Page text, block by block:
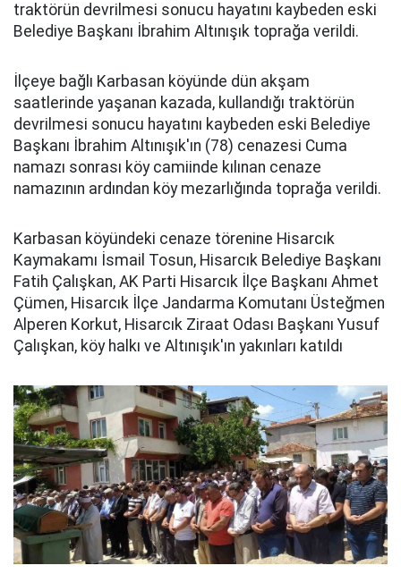
traktörün devrilmesi sonucu hayatını kaybeden eski
Belediye Başkanı İbrahim Altınışık toprağa verildi.
İlçeye bağlı Karbasan köyünde dün akşam
saatlerinde yaşanan kazada, kullandığı traktörün
devrilmesi sonucu hayatını kaybeden eski Belediye
Başkanı İbrahim Altınışık'ın (78) cenazesi Cuma
namazı sonrası köy camiinde kılınan cenaze
namazının ardından köy mezarlığında toprağa verildi.
Karbasan köyündeki cenaze törenine Hisarcık
Kaymakamı İsmail Tosun, Hisarcık Belediye Başkanı
Fatih Çalışkan, AK Parti Hisarcık İlçe Başkanı Ahmet
Çümen, Hisarcık İlçe Jandarma Komutanı Üsteğmen
Alperen Korkut, Hisarcık Ziraat Odası Başkanı Yusuf
Çalışkan, köy halkı ve Altınışık'ın yakınları katıldı